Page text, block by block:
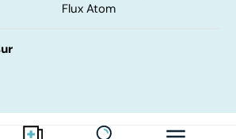
Flux Atom